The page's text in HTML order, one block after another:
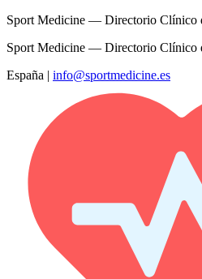
Sport Medicine — Directorio Clínico
Sport Medicine — Directorio Clínico
España | info@sportmedicine.es